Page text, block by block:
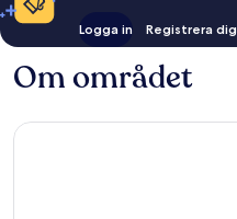
Logga in Registrera
Om området